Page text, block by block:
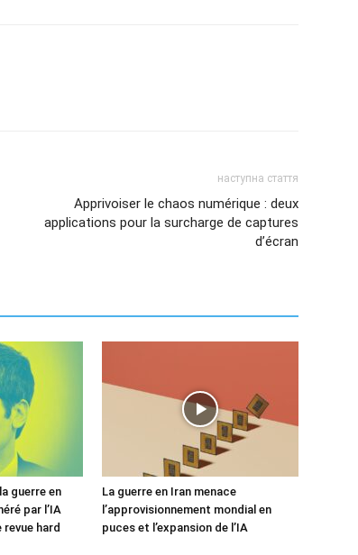
наступна стаття
Apprivoiser le chaos numérique : deux
applications pour la surcharge de captures
d’écran
guerre en
par l’IA
revue hard
La guerre en Iran menace
l’approvisionnement mondial en
puces et l’expansion de l’IA